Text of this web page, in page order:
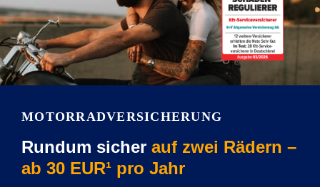
MOTORRADVERSICHERUNG
Rundum sicher auf zwei Rädern –
ab 30 EUR¹ pro Jahr